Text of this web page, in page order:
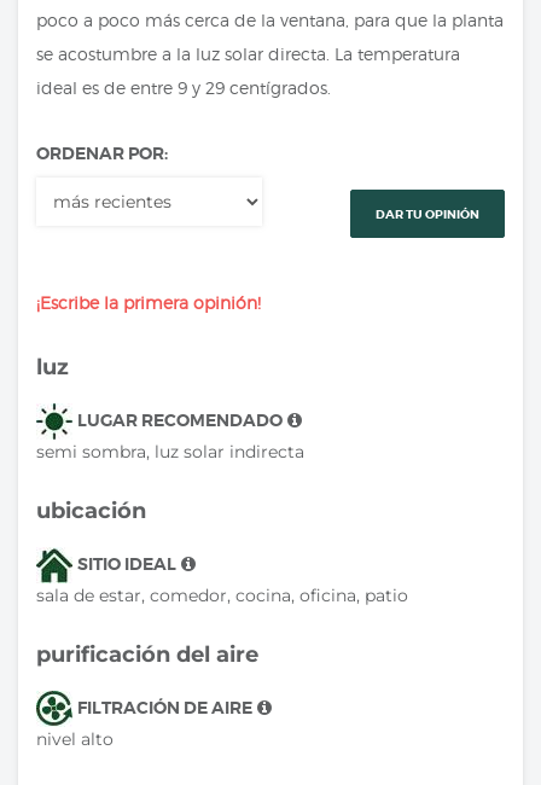
poco a poco más cerca de la ventana, para que la planta
se acostumbre a la luz solar directa. La temperatura
ideal es de entre 9 y 29 centígrados.
ORDENAR POR:
DAR TU OPINIÓN
¡Escribe la primera opinión!
luz
LUGAR RECOMENDADO
semi sombra, luz solar indirecta
ubicación
SITIO IDEAL
sala de estar, comedor, cocina, oficina, patio
purificación del aire
FILTRACIÓN DE AIRE
nivel alto